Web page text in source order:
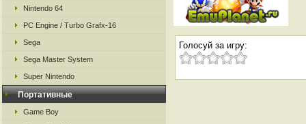
Nintendo 64
PC Engine / Turbo Grafx-16
Sega
Sega Master System
Super Nintendo
Портативные
Game Boy
Голосуй за игру: